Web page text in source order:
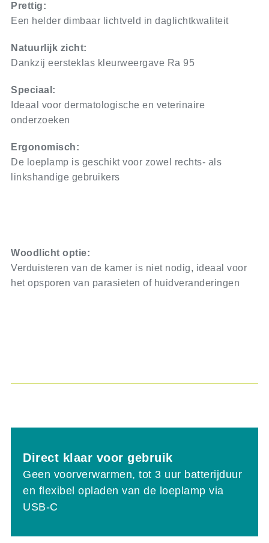
Prettig:
Een helder dimbaar lichtveld in daglichtkwaliteit
Natuurlijk zicht:
Dankzij eersteklas kleurweergave Ra 95
Speciaal:
Ideaal voor dermatologische en veterinaire
onderzoeken
Ergonomisch:
De loeplamp is geschikt voor zowel rechts- als
linkshandige gebruikers
Woodlicht optie:
Verduisteren van de kamer is niet nodig, ideaal voor
het opsporen van parasieten of huidveranderingen
Direct klaar voor gebruik
Geen voorverwarmen, tot 3 uur batterijduur
en flexibel opladen van de loeplamp via
USB-C